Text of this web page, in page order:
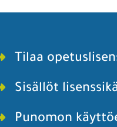
Tilaa
Sisällöt
Punomon